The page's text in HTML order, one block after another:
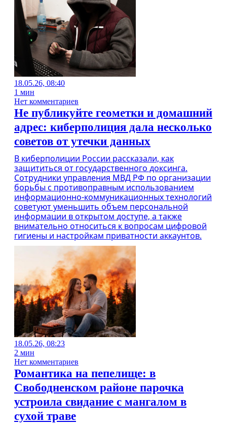
18.05.26, 08:40
1 мин
Нет комментариев
Не публикуйте геометки и домашний
адрес: киберполиция дала несколько
советов от утечки данных
В киберполиции России рассказали, как
защититься от государственного доксинга.
Сотрудники управления МВД РФ по организации
борьбы с противоправным использованием
информационно-коммуникационных технологий
советуют уменьшить объем персональной
информации в открытом доступе, а также
внимательно относиться к вопросам цифровой
гигиены и настройкам приватности аккаунтов.
18.05.26, 08:23
2 мин
Нет комментариев
Романтика на пепелище: в
Свободненском районе парочка
устроила свидание с мангалом в
сухой траве